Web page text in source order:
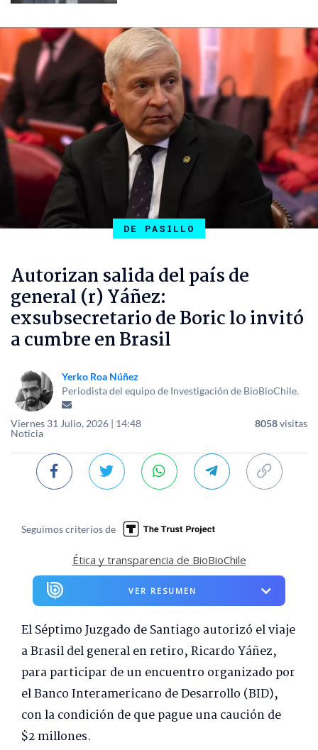
DE PASILLO
Autorizan salida del país de
general (r) Yáñez:
exsubsecretario de Boric lo invitó
a cumbre en Brasil
Yerko Roa Núñez
Periodista del equipo de Investigación de BioBioChile.
Viernes 31 Julio, 2026 | 14:48
Noticia
8058visitas
Seguimos criterios de
Ética y transparencia de BioBioChile
VER RESUMEN
El Séptimo Juzgado de Santiago autorizó el viaje
a Brasil del general en retiro, Ricardo Yáñez,
para participar de un encuentro organizado por
el Banco Interamericano de Desarrollo (BID),
con la condición de que pague una caución de
$2 millones.